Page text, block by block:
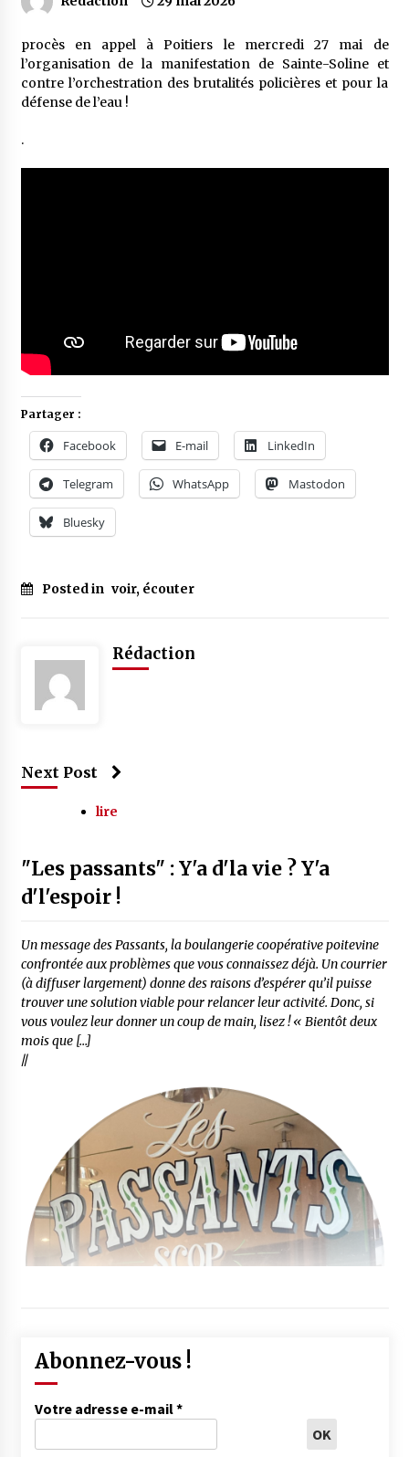
procès en appel à Poitiers le mercredi 27 mai de
l’organisation de la manifestation de Sainte-Soline et
contre l’orchestration des brutalités policières et pour la
défense de l’eau !
.
Partager :
Facebook E-mail LinkedIn
Telegram WhatsApp Mastodon
Bluesky
Posted in voir, écouter
Rédaction
Next Post
lire
"Les passants" : Y'a d'la vie ? Y'a
d'l'espoir !
Un message des Passants, la boulangerie coopérative poitevine
confrontée aux problèmes que vous connaissez déjà. Un courrier
(à diffuser largement) donne des raisons d’espérer qu’il puisse
trouver une solution viable pour relancer leur activité. Donc, si
vous voulez leur donner un coup de main, lisez ! « Bientôt deux
mois que […]
//
Abonnez-vous !
Votre adresse e-mail*